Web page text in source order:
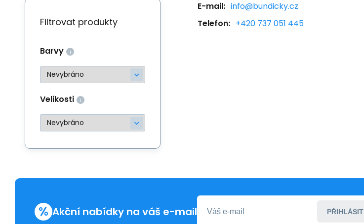
E-mail: info@bundicky.cz
Telefon: +420 737 051 445
Filtrovat produkty
Barvy
Velikosti
% Akční nabídky na váš e-mail PŘIHLÁSIT